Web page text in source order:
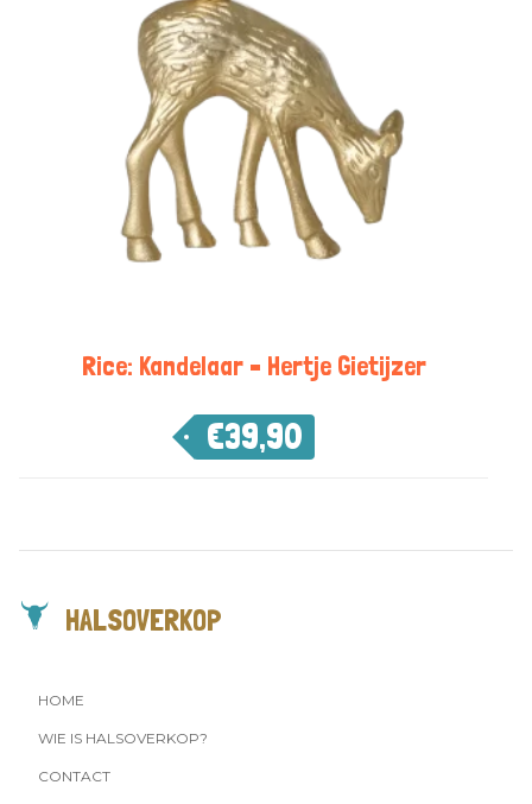
Rice: Kandelaar – Hertje Gietijzer
€39,90
HALSOVERKOP
HOME
WIE IS HALSOVERKOP?
CONTACT